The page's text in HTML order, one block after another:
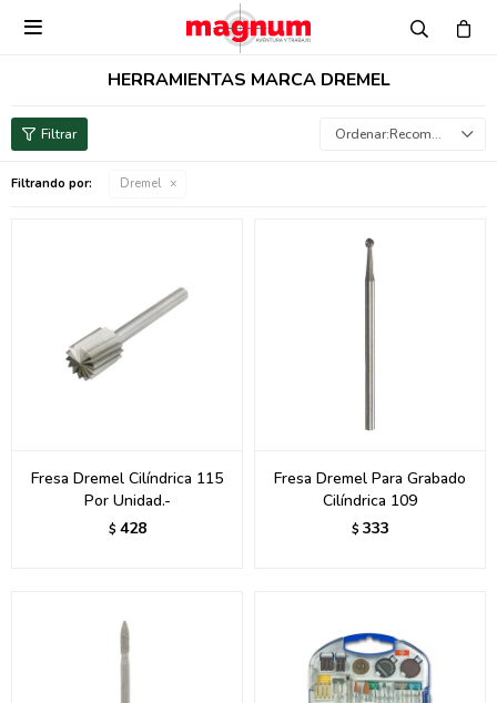

HERRAMIENTAS MARCA DREMEL
Recomendados
Filtrando por: Dremel
Fresa Dremel Cilíndrica 115
Por Unidad.-
$ 428
Fresa Dremel Para Grabado
Cilíndrica 109
$ 333